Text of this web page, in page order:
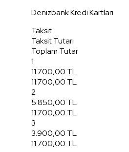
Denizbank Kredi Kartları
Taksit
Taksit Tutarı
Toplam Tutar
1
11.700,00 TL
11.700,00 TL
2
5.850,00 TL
11.700,00 TL
3
3.900,00 TL
11.700,00 TL